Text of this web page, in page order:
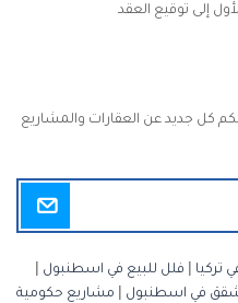
إلى توقيع العقد
كل جديد عن العقارات والمشاريع
تركيا فلل للبيع في اسطنبول
في اسطنبول
مشاريع حكومية